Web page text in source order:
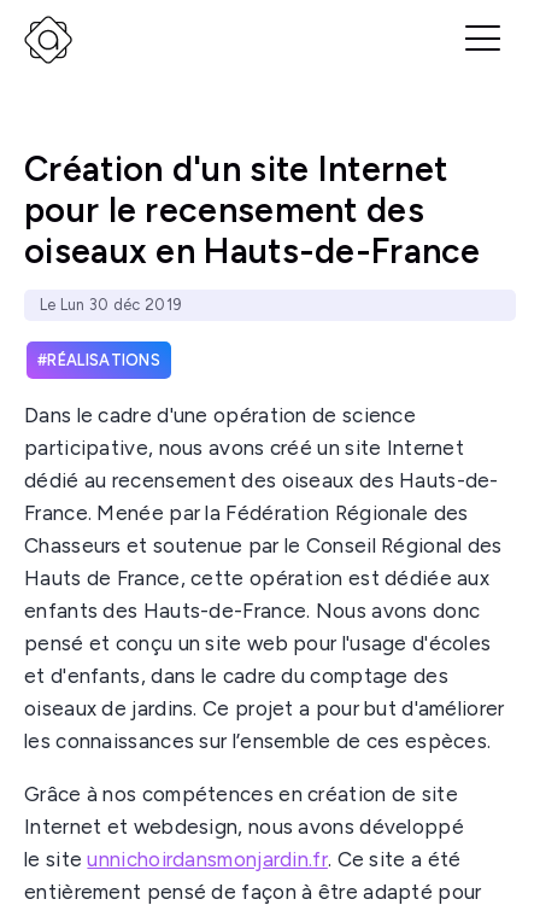
Création d'un site Internet
pour le recensement des
oiseaux en Hauts-de-France
Le Lun 30 déc 2019
RÉALISATIONS
Dans le cadre d'une opération de science
participative, nous avons créé un site Internet
dédié au recensement des oiseaux des Hauts-de-
France. Menée par la Fédération Régionale des
Chasseurs et soutenue par le Conseil Régional des
Hauts de France, cette opération est dédiée aux
enfants des Hauts-de-France. Nous avons donc
pensé et conçu un site web pour l'usage d'écoles
et d'enfants, dans le cadre du comptage des
oiseaux de jardins. Ce projet a pour but d'améliorer
les connaissances sur l’ensemble de ces espèces.
Grâce à nos compétences en création de site
Internet et webdesign, nous avons développé
le siteunnichoirdansmonjardin.fr. Ce site a été
entièrement pensé de façon à être adapté pour